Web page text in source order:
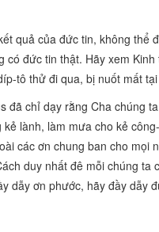
quả của đức tin, không
có đức tin thật. Hãy xem
tô thử đi qua, bị nuốt mất tại
đã chỉ dạy rằng Cha chúng
lành, làm mưa cho kẻ
các ơn chung ban cho mọi
duy nhất đê mỗi chúng
dẫy ơn phước, hãy đầy dẫy